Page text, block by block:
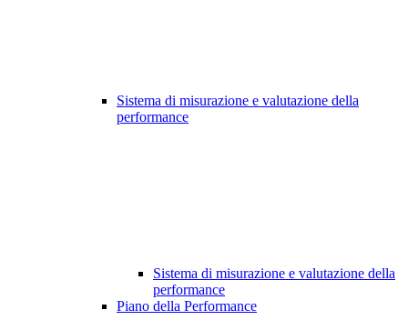
Sistema di misurazione e valutazione della
performance
Sistema di misurazione e valutazione della
performance
Piano della Performance